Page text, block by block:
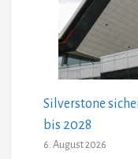
Silverstone
bis 2028
6. August 2026